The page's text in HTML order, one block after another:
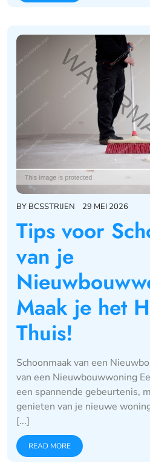
BY BCSSTRIJEN 29 MEI 2026
Tips voor
van je
Maak je het
Thuis!
Schoonmaak van een
van een Nieuwbouwwoning
een spannende gebeurtenis,
genieten van je nieuwe
[...]
READ MORE